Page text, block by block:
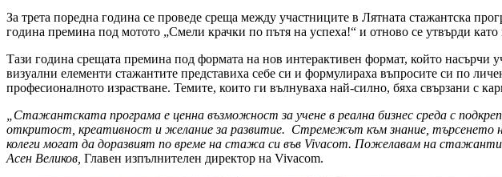
За трета поредна година се проведе среща между участниците в Лятната стажантска
година премина под мотото „Смели крачки по пътя на успеха!“ и отново се утвърди
Тази година срещата премина под формата на нов интерактивен формат, който насърчи
визуални елементи стажантите представиха себе си и формулираха въпросите си по
професионалното израстване. Темите, които ги вълнуваха най-силно, бяха свързани с
„Стажантската програма е ценна възможност за учене в реална бизнес среда с
откритост, креативност и желание за развитие. Стремежът към знание, търсенето
колеги могат да доразвият по време на стажа си във Vivacom. Пожелавам на
Асен Великов, Главен изпълнителен директор на Vivacom.